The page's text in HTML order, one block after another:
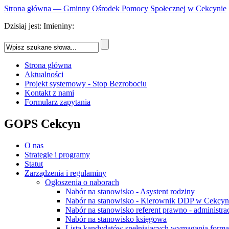
Strona główna — Gminny Ośrodek Pomocy Społecznej w Cekcynie
Dzisiaj jest: Imieniny:
Strona główna
Aktualności
Projekt systemowy - Stop Bezrobociu
Kontakt z nami
Formularz zapytania
GOPS Cekcyn
O nas
Strategie i programy
Statut
Zarządzenia i regulaminy
Ogłoszenia o naborach
Nabór na stanowisko - Asystent rodziny
Nabór na stanowisko - Kierownik DDP w
Nabór na stanowisko referent prawno -
Nabór na stanowisko księgowa